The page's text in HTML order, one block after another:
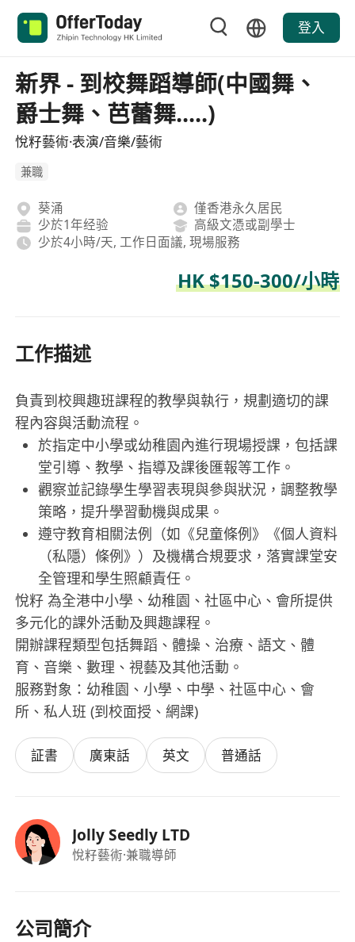
登入
新界 - 到校舞蹈導師(中國舞、
爵士舞、芭蕾舞.....)
悅籽藝術·表演/音樂/藝術
兼職
葵涌
僅香港永久居民
少於1年经验
高級文憑或副學士
少於4小時/天, 工作日面議, 現場服務
HK $150-300/小時
工作描述
負責到校興趣班課程的教學與執行，規劃適切的課
程內容與活動流程。
於指定中小學或幼稚園內進行現場授課，包括課
堂引導、教學、指導及課後匯報等工作。
觀察並記錄學生學習表現與參與狀況，調整教學
策略，提升學習動機與成果。
遵守教育相關法例（如《兒童條例》《個人資料
（私隱）條例》）及機構合規要求，落實課堂安
全管理和學生照顧責任。
悅籽 為全港中小學、幼稚園、社區中心、會所提供
多元化的課外活動及興趣課程。
開辦課程類型包括舞蹈、體操、治療、語文、體
育、音樂、數理、視藝及其他活動。
​服務對象：幼稚園、小學、中學、社區中心、會
所、私人班 (到校面授、網課)​
証書 廣東話 英文 普通話
Jolly Seedly LTD
悅籽藝術·兼職導師
公司簡介